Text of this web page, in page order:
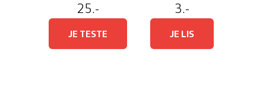
25.-
JE TESTE
3.-
JE LIS